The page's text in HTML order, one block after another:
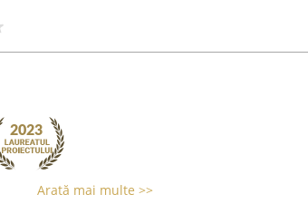
Arată mai multe >>